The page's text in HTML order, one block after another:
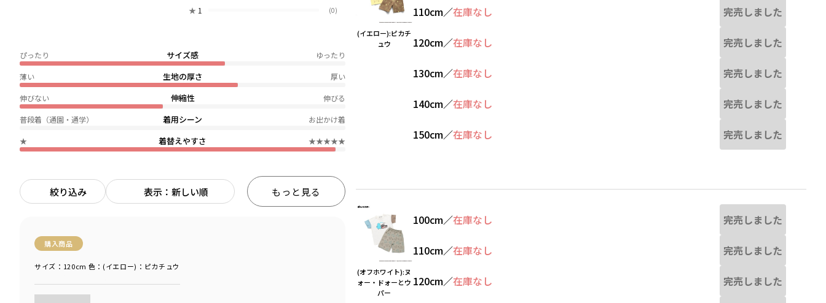
★ 1 (0)
サイズ感
ぴったり ゆったり
生地の厚さ
薄い 厚い
伸縮性
伸びない 伸びる
着用シーン
普段着（通園・通学） お出かけ着
着替えやすさ
★ ★★★★★
絞り込み 表示：新しい順 もっと見る
購入商品
サイズ：120cm 色：(イエロー)：ピカチュウ
(イエロー):ピカチ
ュウ
110cm／在庫なし 完売しました
120cm／在庫なし 完売しました
130cm／在庫なし 完売しました
140cm／在庫なし 完売しました
150cm／在庫なし 完売しました
(オフホワイト):ヌ
ォー・ドォーとウ
パー
100cm／在庫なし 完売しました
110cm／在庫なし 完売しました
120cm／在庫なし 完売しました